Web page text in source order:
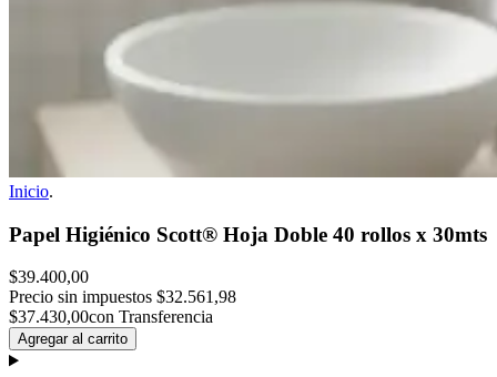
Inicio.
Papel Higiénico Scott® Hoja Doble 40 rollos x 30mts
$39.400,00
Precio sin impuestos $32.561,98
$37.430,00con Transferencia
Agregar al carrito